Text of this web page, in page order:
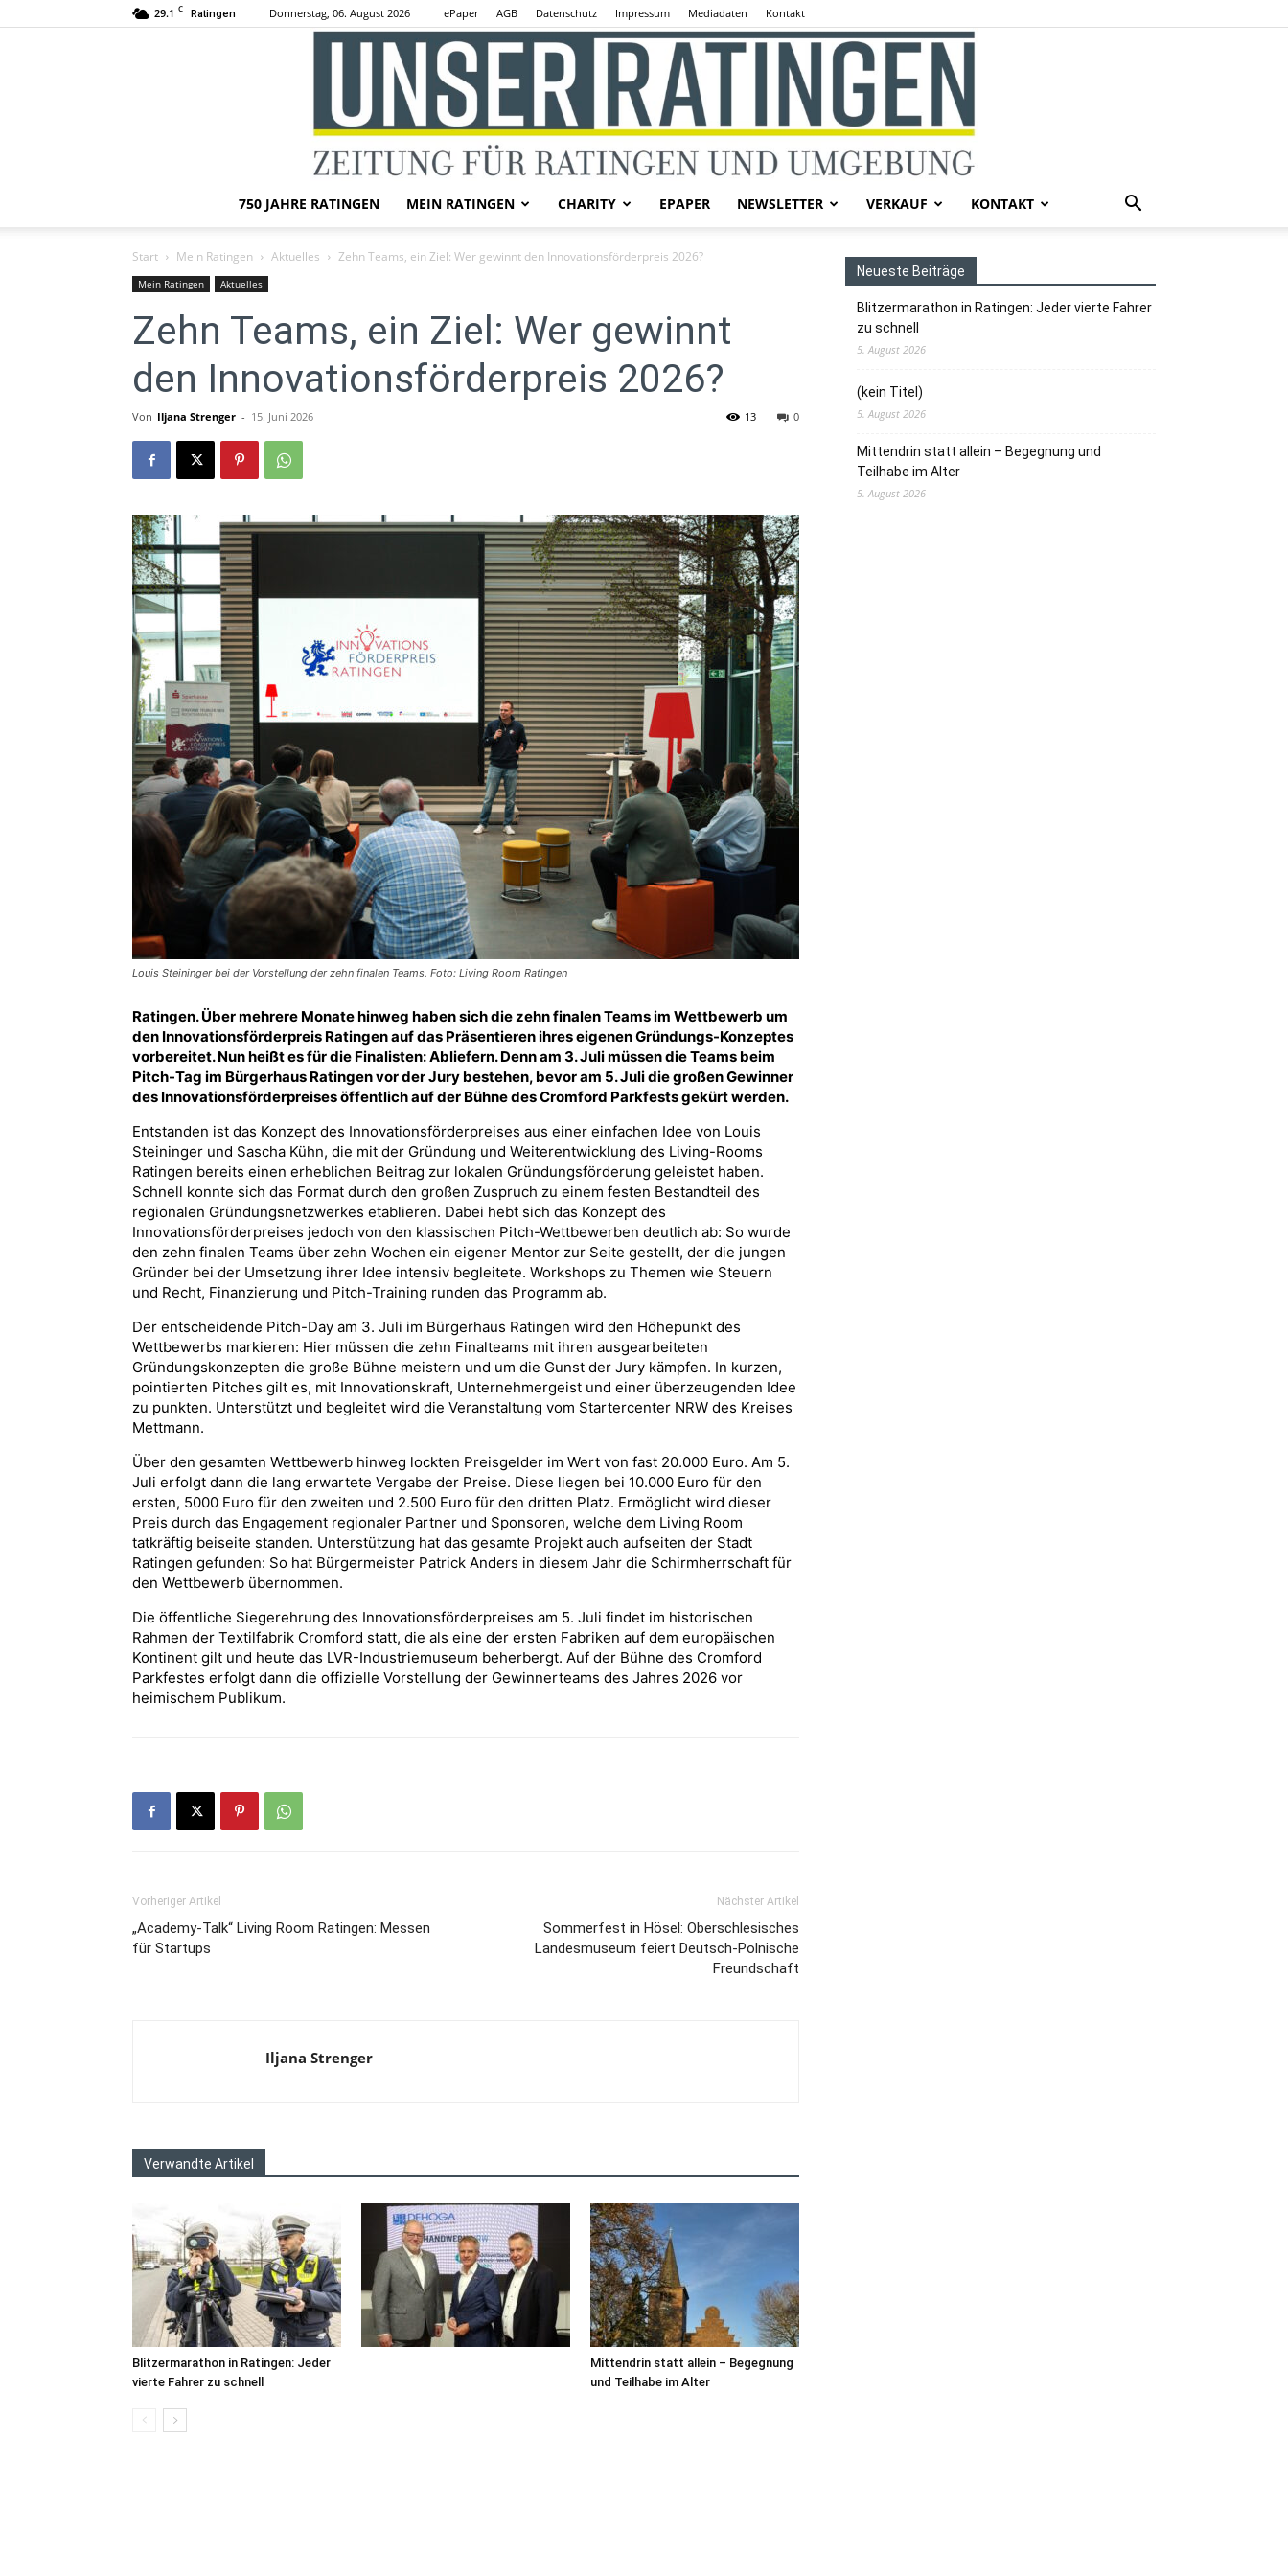
29.1 C Ratingen Donnerstag, 06. August 2026 ePaper AGB Datenschutz Impressum Mediadaten Kontakt
Ratingen
750 JAHRE RATINGEN MEIN RATINGEN CHARITY EPAPER NEWSLETTER VERKAUF KONTAKT
Start Mein Ratingen Aktuelles Zehn Teams, ein Ziel: Wer gewinnt den Innovationsförderpreis 2026?
Mein Ratingen Aktuelles
Zehn Teams, ein Ziel: Wer gewinnt
den Innovationsförderpreis 2026?
Von Iljana Strenger - 15. Juni 2026 0
13
Louis Steininger bei der Vorstellung der zehn finalen Teams. Foto: Living Room Ratingen
Ratingen. Über mehrere Monate hinweg haben sich die zehn finalen Teams im Wettbewerb um
den Innovationsförderpreis Ratingen auf das Präsentieren ihres eigenen Gründungs-Konzeptes
vorbereitet. Nun heißt es für die Finalisten: Abliefern. Denn am 3. Juli müssen die Teams beim
Pitch-Tag im Bürgerhaus Ratingen vor der Jury bestehen, bevor am 5. Juli die großen Gewinner
des Innovationsförderpreises öffentlich auf der Bühne des Cromford Parkfests gekürt werden.
Entstanden ist das Konzept des Innovationsförderpreises aus einer einfachen Idee von Louis
Steininger und Sascha Kühn, die mit der Gründung und Weiterentwicklung des Living-Rooms
Ratingen bereits einen erheblichen Beitrag zur lokalen Gründungsförderung geleistet haben.
Schnell konnte sich das Format durch den großen Zuspruch zu einem festen Bestandteil des
regionalen Gründungsnetzwerkes etablieren. Dabei hebt sich das Konzept des
Innovationsförderpreises jedoch von den klassischen Pitch-Wettbewerben deutlich ab: So wurde
den zehn finalen Teams über zehn Wochen ein eigener Mentor zur Seite gestellt, der die jungen
Gründer bei der Umsetzung ihrer Idee intensiv begleitete. Workshops zu Themen wie Steuern
und Recht, Finanzierung und Pitch-Training runden das Programm ab.
Der entscheidende Pitch-Day am 3. Juli im Bürgerhaus Ratingen wird den Höhepunkt des
Wettbewerbs markieren: Hier müssen die zehn Finalteams mit ihren ausgearbeiteten
Gründungskonzepten die große Bühne meistern und um die Gunst der Jury kämpfen. In kurzen,
pointierten Pitches gilt es, mit Innovationskraft, Unternehmergeist und einer überzeugenden Idee
zu punkten. Unterstützt und begleitet wird die Veranstaltung vom Startercenter NRW des Kreises
Mettmann.
Über den gesamten Wettbewerb hinweg lockten Preisgelder im Wert von fast 20.000 Euro. Am 5.
Juli erfolgt dann die lang erwartete Vergabe der Preise. Diese liegen bei 10.000 Euro für den
ersten, 5000 Euro für den zweiten und 2.500 Euro für den dritten Platz. Ermöglicht wird dieser
Preis durch das Engagement regionaler Partner und Sponsoren, welche dem Living Room
tatkräftig beiseite standen. Unterstützung hat das gesamte Projekt auch aufseiten der Stadt
Ratingen gefunden: So hat Bürgermeister Patrick Anders in diesem Jahr die Schirmherrschaft für
den Wettbewerb übernommen.
Die öffentliche Siegerehrung des Innovationsförderpreises am 5. Juli findet im historischen
Rahmen der Textilfabrik Cromford statt, die als eine der ersten Fabriken auf dem europäischen
Kontinent gilt und heute das LVR-Industriemuseum beherbergt. Auf der Bühne des Cromford
Parkfestes erfolgt dann die offizielle Vorstellung der Gewinnerteams des Jahres 2026 vor
heimischem Publikum.
Vorheriger Artikel
„Academy-Talk“ Living Room Ratingen: Messen
für Startups
Nächster Artikel
Sommerfest in Hösel: Oberschlesisches
Landesmuseum feiert Deutsch-Polnische
Freundschaft
Iljana Strenger
Verwandte Artikel
Blitzermarathon in Ratingen: Jeder
vierte Fahrer zu schnell
Mittendrin statt allein – Begegnung
und Teilhabe im Alter
Neueste Beiträge
Blitzermarathon in Ratingen: Jeder vierte Fahrer
zu schnell
5. August 2026
(kein Titel)
5. August 2026
Mittendrin statt allein – Begegnung und
Teilhabe im Alter
5. August 2026